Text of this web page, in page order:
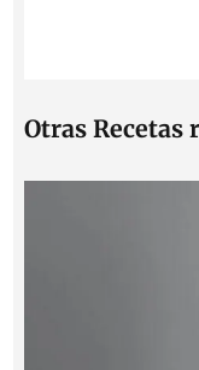
Otras Recetas